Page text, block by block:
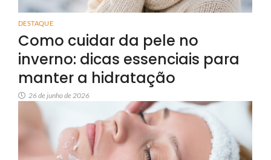
DESTAQUE
Como cuidar da pele no
inverno: dicas essenciais para
manter a hidratação
26 de junho de 2026